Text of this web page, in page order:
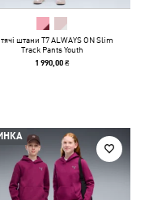
штани T7 ALWAYS ON Slim
Track Pants Youth
1 990,00 ₴